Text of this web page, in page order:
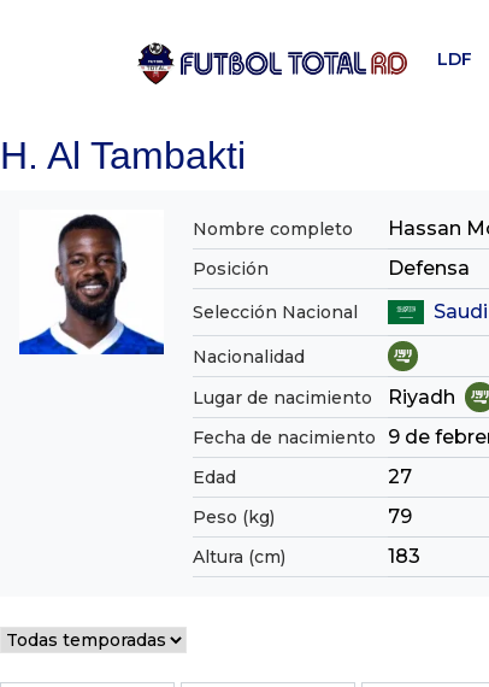
LDF
H. Al Tambakti
Nombre completo Hassan
Posición Defensa
Selección Nacional
Nacionalidad
Lugar de nacimiento
Riyadh
Fecha de nacimiento 9 de
Edad 27
Peso (kg) 79
Altura (cm) 183